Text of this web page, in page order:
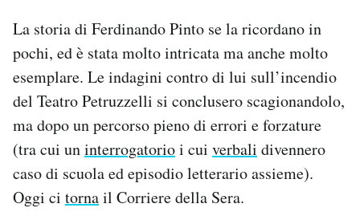
SHOP
CALENDARIO
AREA PERSONALE
La storia di Ferdinando Pinto se la ricordano in
pochi, ed è stata molto intricata ma anche molto
esemplare. Le indagini contro di lui sull’incendio
del Teatro Petruzzelli si conclusero scagionandolo,
ma dopo un percorso pieno di errori e forzature
(tra cui uninterrogatorioi cui verbali divennero
caso di scuola ed episodio letterario assieme).
Oggi ci tornail Corriere della Sera.